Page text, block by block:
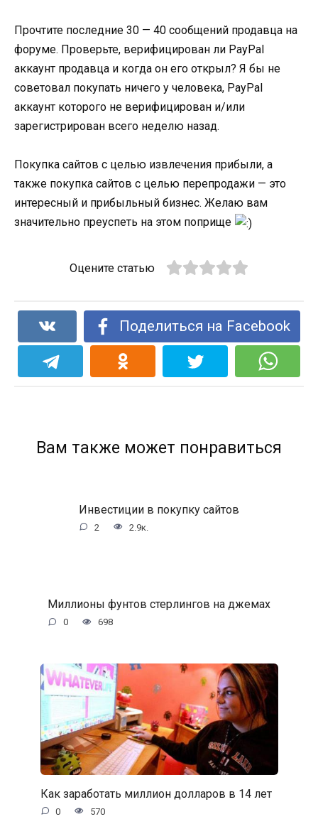
Прочтите последние 30 — 40 сообщений продавца на
форуме. Проверьте, верифицирован ли PayPal
аккаунт продавца и когда он его открыл? Я бы не
советовал покупать ничего у человека, PayPal
аккаунт которого не верифицирован и/или
зарегистрирован всего неделю назад.
Покупка сайтов с целью извлечения прибыли, а
также покупка сайтов с целью перепродажи — это
интересный и прибыльный бизнес. Желаю вам
значительно преуспеть на этом поприще
Оцените статью
Поделиться на Facebook
Вам также может понравиться
Инвестиции в покупку сайтов
2 2.9к.
Миллионы фунтов стерлингов на джемах
0 698
Как заработать миллион долларов в 14 лет
0 570